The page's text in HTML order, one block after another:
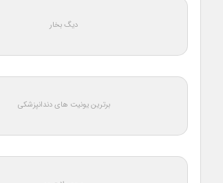
دیگ بخار
برترین یونیت های دندانپزشکی